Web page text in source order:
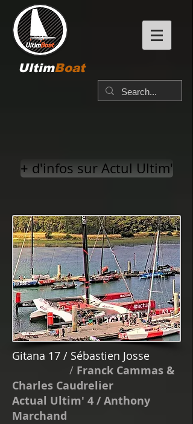
UltimBoat
+ d'infos sur Actul Ultim'
Gitana 17 / Sébastien Josse
/ Franck Cammas &
Charles Caudrelier
Actual Ultim' 4 / Anthony
Marchand